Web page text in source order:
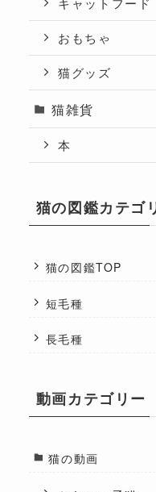
おもちゃ
猫グッズ
猫雑貨
本
猫の図鑑カテゴ
猫の図鑑TOP
短毛種
長毛種
動画カテゴリー
猫の動画